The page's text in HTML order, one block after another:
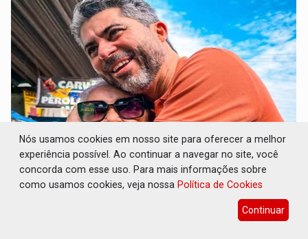
DO HOSPITAL AO CAMPO: Veja as mais de
200 ações de Marcos Rogério para Rondônia
A chapa formada por Marcos Rogério e Delegado
Nós usamos cookies em nosso site para oferecer a melhor
experiência possível. Ao continuar a navegar no site, você
concorda com esse uso. Para mais informações sobre
como usamos cookies, veja nossa Política de Cookies
Continuar